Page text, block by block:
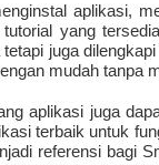
aplikasi,
yang
juga
mudah tanpa
aplikasi juga
terbaik untuk
referensi bagi